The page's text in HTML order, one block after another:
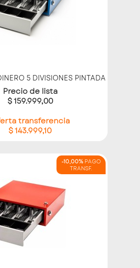
5 DIVISIONES PINTADA
Precio de lista
$ 159.999,00
transferencia
$ 143.999,10
-10,00%PAGO
TRANSF.